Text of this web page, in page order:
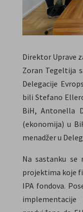
Direktor Uprave
Zoran Tegeltija
Delegacije
bili Stefano
BiH, Antonella
(ekonomija) u
menadžer u
Na sastanku se
projektima koje
IPA fondova.